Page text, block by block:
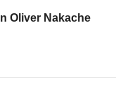
Oliver Nakache